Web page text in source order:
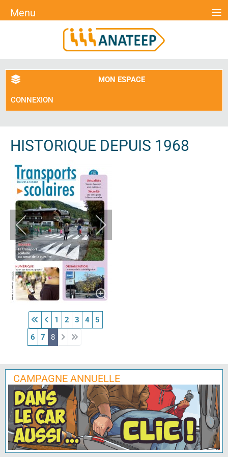
MON ESPACE
CONNEXION
HISTORIQUE DEPUIS 1968
1 2 3 4
5
6
7 8
CAMPAGNE ANNUELLE
Menu ≡